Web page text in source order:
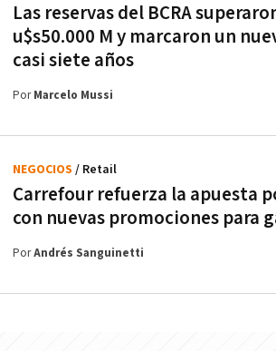
Las reservas del BCRA
u$s50.000 M y marcaron un
casi siete años
PorMarcelo Mussi
Carrefour refuerza la apuesta
con nuevas promociones para
NEGOCIOS / Retail
PorAndrés Sanguinetti